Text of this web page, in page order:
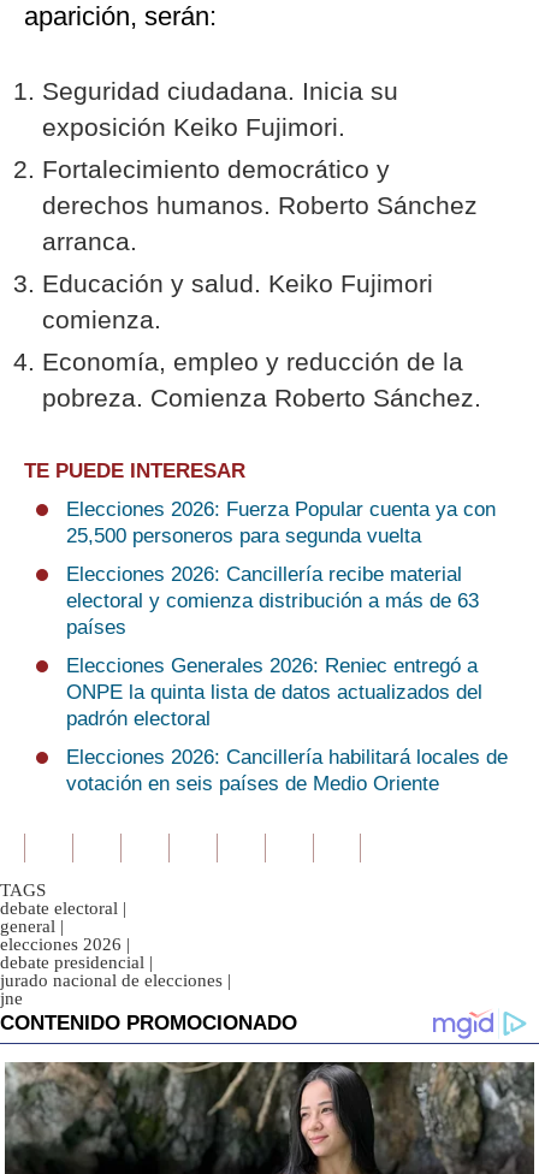
aparición, serán:
Seguridad ciudadana. Inicia su
exposición Keiko Fujimori.
Fortalecimiento democrático y
derechos humanos. Roberto Sánchez
arranca.
Educación y salud. Keiko Fujimori
comienza.
Economía, empleo y reducción de la
pobreza. Comienza Roberto Sánchez.
TE PUEDE INTERESAR
Elecciones 2026: Fuerza Popular cuenta ya con
25,500 personeros para segunda vuelta
Elecciones 2026: Cancillería recibe material
electoral y comienza distribución a más de 63
países
Elecciones Generales 2026: Reniec entregó a
ONPE la quinta lista de datos actualizados del
padrón electoral
Elecciones 2026: Cancillería habilitará locales de
votación en seis países de Medio Oriente
TAGS
debate electoral |
general |
elecciones 2026 |
debate presidencial |
jurado nacional de elecciones |
jne